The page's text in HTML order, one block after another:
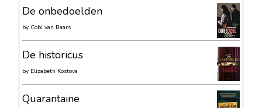
De onbedoelden
by Cobi van Baars
De historicus
by Elizabeth Kostova
Quarantaine